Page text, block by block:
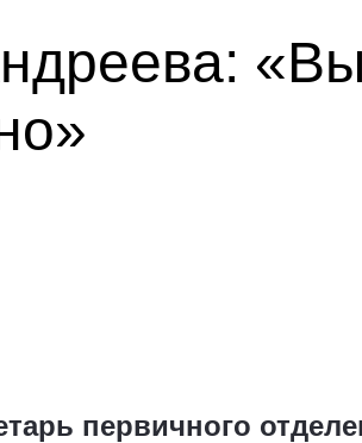
первичного